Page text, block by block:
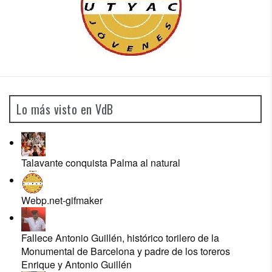
Lo más visto en VdB
Talavante conquista Palma al natural
Webp.net-gifmaker
Fallece Antonio Guillén, histórico torilero de la
Monumental de Barcelona y padre de los toreros
Enrique y Antonio Guillén